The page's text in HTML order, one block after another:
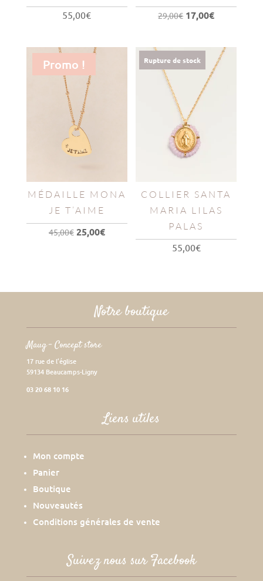
55,00€ 29,00€ Le
initial
était :
29,00€.
17,00€Le
actuel
est :
17,00€.
Promo !
MÉDAILLE MONA
JE T’AIME
45,00€ Le
45,00€.
25,00€Le
25,00€.
Rupture de stock
COLLIER SANTA
MARIA LILAS
PALAS
55,00€
Notre boutique
Maug – Concept store
17 rue de l’église
59134 Beaucamps-Ligny
03 20 68 10 16
Liens utiles
Mon compte
Panier
Boutique
Nouveautés
Conditions générales de vente
Suivez nous sur Facebook